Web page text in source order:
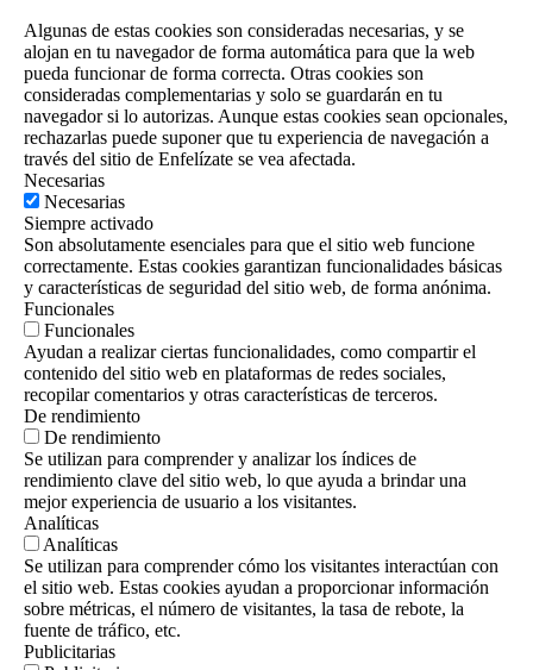
Algunas de estas cookies son consideradas necesarias, y se
alojan en tu navegador de forma automática para que la web
pueda funcionar de forma correcta. Otras cookies son
consideradas complementarias y solo se guardarán en tu
navegador si lo autorizas. Aunque estas cookies sean opcionales,
rechazarlas puede suponer que tu experiencia de navegación a
través del sitio de Enfelízate se vea afectada.
Necesarias
Necesarias
Siempre activado
Son absolutamente esenciales para que el sitio web funcione
correctamente. Estas cookies garantizan funcionalidades básicas
y características de seguridad del sitio web, de forma anónima.
Funcionales
Funcionales
Ayudan a realizar ciertas funcionalidades, como compartir el
contenido del sitio web en plataformas de redes sociales,
recopilar comentarios y otras características de terceros.
De rendimiento
De rendimiento
Se utilizan para comprender y analizar los índices de
rendimiento clave del sitio web, lo que ayuda a brindar una
mejor experiencia de usuario a los visitantes.
Analíticas
Analíticas
Se utilizan para comprender cómo los visitantes interactúan con
el sitio web. Estas cookies ayudan a proporcionar información
sobre métricas, el número de visitantes, la tasa de rebote, la
fuente de tráfico, etc.
Publicitarias